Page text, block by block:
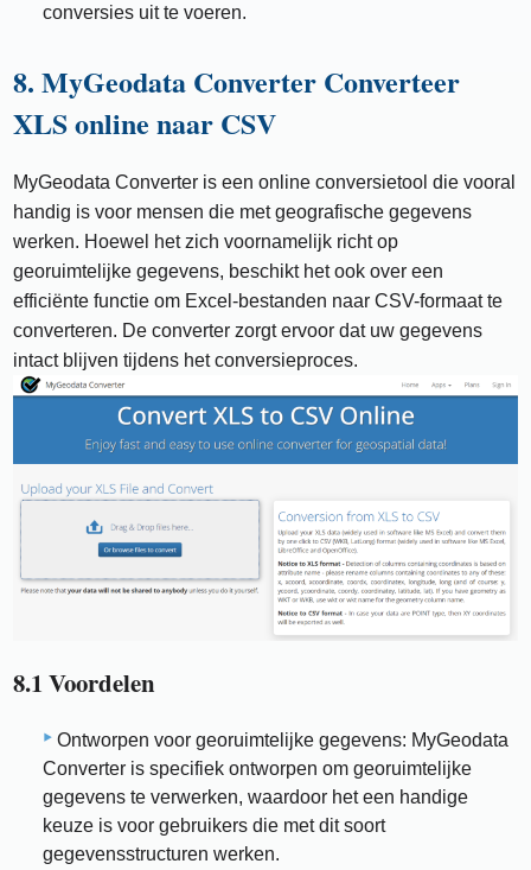
conversies uit te voeren.
8. MyGeodata Converter Converteer
XLS online naar CSV
MyGeodata Converter is een online conversietool die vooral
handig is voor mensen die met geografische gegevens
werken. Hoewel het zich voornamelijk richt op
georuimtelijke gegevens, beschikt het ook over een
efficiënte functie om Excel-bestanden naar CSV-formaat te
converteren. De converter zorgt ervoor dat uw gegevens
intact blijven tijdens het conversieproces.
8.1 Voordelen
Ontworpen voor georuimtelijke gegevens: MyGeodata
Converter is specifiek ontworpen om georuimtelijke
gegevens te verwerken, waardoor het een handige
keuze is voor gebruikers die met dit soort
gegevensstructuren werken.